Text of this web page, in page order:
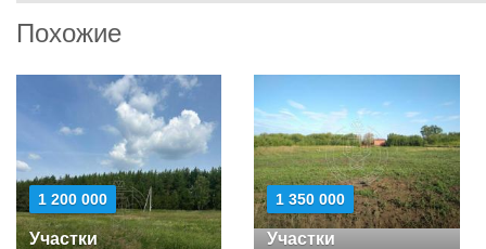
Похожие
1 200 000
Участки
1 350 000
Участки